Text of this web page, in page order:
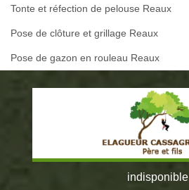
Tonte et réfection de pelouse Reaux
Pose de clôture et grillage Reaux
Pose de gazon en rouleau Reaux
indisponible